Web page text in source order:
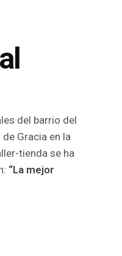
del barrio del
Gracia en la
tienda se ha
“La mejor